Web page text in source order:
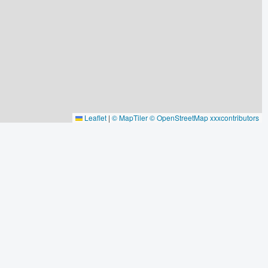
Leaflet | © MapTiler© OpenStreetMap xxxcontributors